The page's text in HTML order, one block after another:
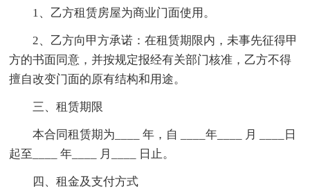
1、乙方租赁房屋为商业门面使用。
2、乙方向甲方承诺：在租赁期限内，未事先征得甲
方的书面同意，并按规定报经有关部门核准，乙方不得
擅自改变门面的原有结构和用途。
三、租赁期限
本合同租赁期为____ 年，自 ____年____ 月 ____日
起至____ 年____ 月____ 日止。
四、租金及支付方式